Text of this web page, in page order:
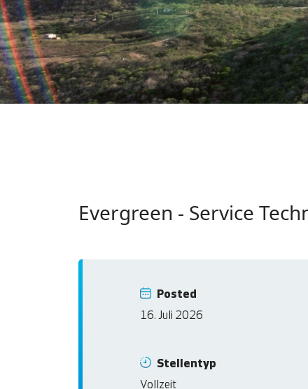
Evergreen - Service
Posted
16. Juli 2026
Stellentyp
Vollzeit